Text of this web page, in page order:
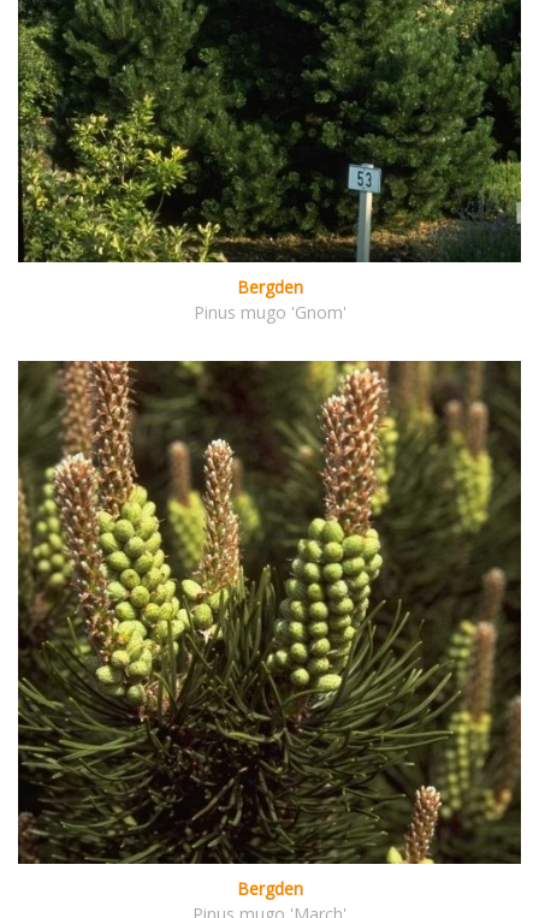
Bergden
Pinus mugo 'Gnom'
Bergden